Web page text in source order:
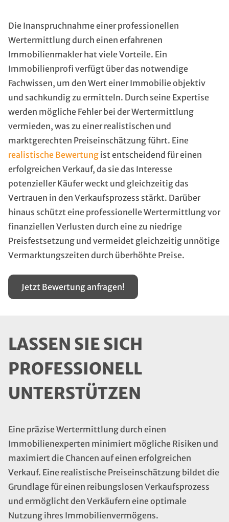
Die Inanspruchnahme einer professionellen
Wertermittlung durch einen erfahrenen
Immobilienmakler hat viele Vorteile. Ein
Immobilienprofi verfügt über das notwendige
Fachwissen, um den Wert einer Immobilie objektiv
und sachkundig zu ermitteln. Durch seine Expertise
werden mögliche Fehler bei der Wertermittlung
vermieden, was zu einer realistischen und
marktgerechten Preiseinschätzung führt. Eine
realistische Bewertung ist entscheidend für einen
erfolgreichen Verkauf, da sie das Interesse
potenzieller Käufer weckt und gleichzeitig das
Vertrauen in den Verkaufsprozess stärkt. Darüber
hinaus schützt eine professionelle Wertermittlung vor
finanziellen Verlusten durch eine zu niedrige
Preisfestsetzung und vermeidet gleichzeitig unnötige
Vermarktungszeiten durch überhöhte Preise.
Jetzt Bewertung anfragen!
LASSEN SIE SICH
PROFESSIONELL
UNTERSTÜTZEN
Eine präzise Wertermittlung durch einen
Immobilienexperten minimiert mögliche Risiken und
maximiert die Chancen auf einen erfolgreichen
Verkauf. Eine realistische Preiseinschätzung bildet die
Grundlage für einen reibungslosen Verkaufsprozess
und ermöglicht den Verkäufern eine optimale
Nutzung ihres Immobilienvermögens.